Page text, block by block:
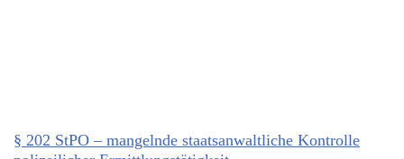
§ 202 StPO – mangelnde staatsanwaltliche Kontrolle